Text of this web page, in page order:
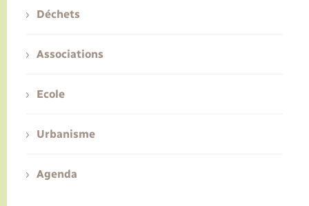
Déchets
Associations
Ecole
Urbanisme
Agenda